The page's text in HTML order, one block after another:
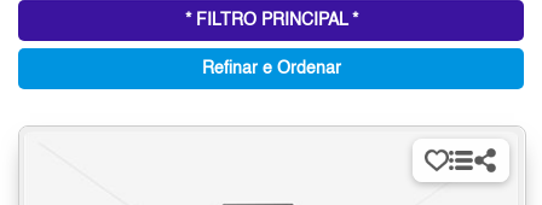
* FILTRO PRINCIPAL *
Refinar e Ordenar